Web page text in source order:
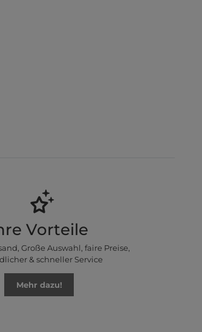
Vorteile
Große Auswahl, faire Preise,
& schneller Service
Mehr dazu!